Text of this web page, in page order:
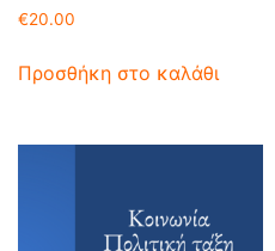
€20.00
Προσθήκη στο καλάθι